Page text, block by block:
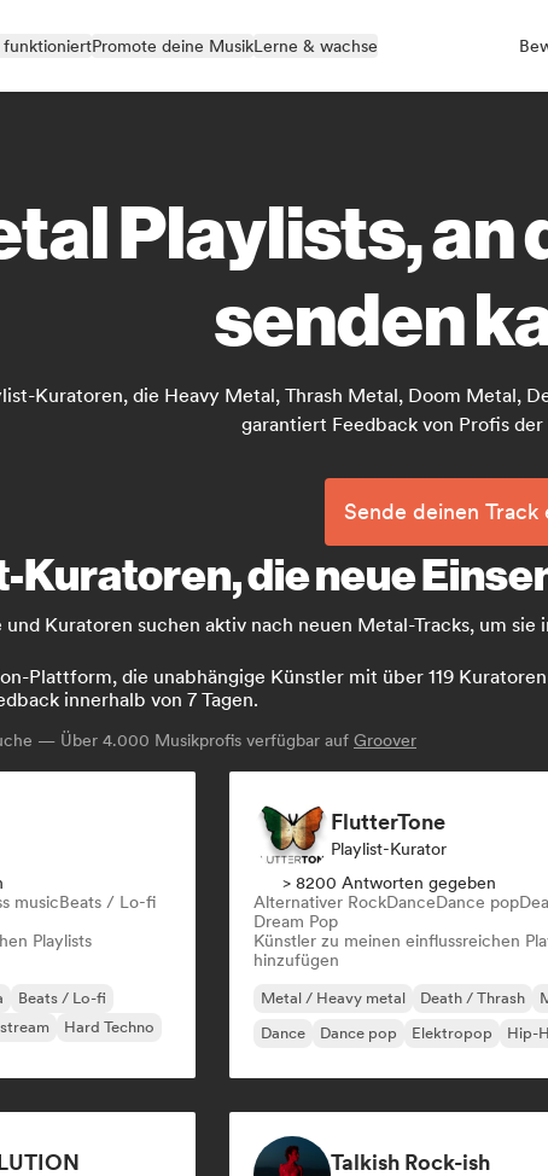
funktioniertPromote deine MusikLerne & wachse
Playlists, an
senden
Kuratoren, die Heavy Metal, Thrash Metal, Doom Metal,
garantiert Feedback von Profis
Sende deinen Track
Kuratoren, die neue
Kuratoren suchen aktiv nach neuen Metal-Tracks, um
Plattform, die unabhängige Künstler mit über 119
innerhalb von 7 Tagen.
— Über 4.000 Musikprofis verfügbar auf Groover
musicBeats / Lo-fi
Playlists
Beats / Lo-fi
Hard Techno
FlutterTone
Playlist-Kurator
> 8200 Antworten gegeben
Alternativer RockDanceDance pop
Dream Pop
Künstler zu meinen einflussreichen
hinzufügen
Metal / Heavy metal Death / Thrash
Dance
Dance pop Elektropop Hip-
Talkish Rock-ish